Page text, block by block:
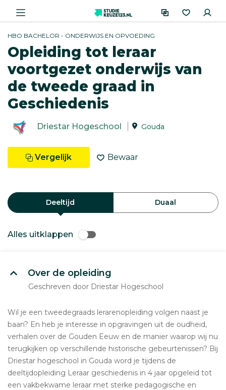
HBO BACHELOR - ONDERWIJS EN OPVOEDING
Opleiding tot leraar
voortgezet onderwijs van
de tweede graad in
Geschiedenis
Driestar Hogeschool Gouda
Vergelijk Bewaar
Deeltijd Duaal
Alles uitklappen
Over de opleiding
Geschreven door Driestar Hogeschool
Wil je een tweedegraads lerarenopleiding volgen naast je
baan? En heb je interesse in opgravingen uit de oudheid,
verhalen over de Gouden Eeuw en de manier waarop wij nu
terugkijken op verschillende historische gebeurtenissen? Bij
Driestar hogeschool in Gouda word je tijdens de
deeltijdopleiding Leraar geschiedenis in 4 jaar opgeleid tot
een vakbekwame leraar met sterke pedagogische en